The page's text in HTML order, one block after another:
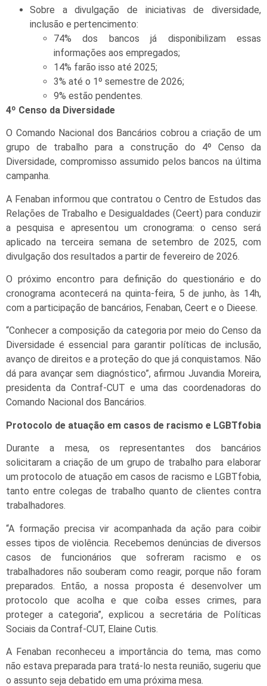
Sobre a divulgação de iniciativas de diversidade,
inclusão e pertencimento:
74% dos bancos já disponibilizam essas
informações aos empregados;
14% farão isso até 2025;
3% até o 1º semestre de 2026;
9% estão pendentes.
4º Censo da Diversidade
O Comando Nacional dos Bancários cobrou a criação de um
grupo de trabalho para a construção do 4º Censo da
Diversidade, compromisso assumido pelos bancos na última
campanha.
A Fenaban informou que contratou o Centro de Estudos das
Relações de Trabalho e Desigualdades (Ceert) para conduzir
a pesquisa e apresentou um cronograma: o censo será
aplicado na terceira semana de setembro de 2025, com
divulgação dos resultados a partir de fevereiro de 2026.
O próximo encontro para definição do questionário e do
cronograma acontecerá na quinta-feira, 5 de junho, às 14h,
com a participação de bancários, Fenaban, Ceert e o Dieese.
“Conhecer a composição da categoria por meio do Censo da
Diversidade é essencial para garantir políticas de inclusão,
avanço de direitos e a proteção do que já conquistamos. Não
dá para avançar sem diagnóstico”, afirmou Juvandia Moreira,
presidenta da Contraf-CUT e uma das coordenadoras do
Comando Nacional dos Bancários.
Protocolo de atuação em casos de racismo e LGBTfobia
Durante a mesa, os representantes dos bancários
solicitaram a criação de um grupo de trabalho para elaborar
um protocolo de atuação em casos de racismo e LGBTfobia,
tanto entre colegas de trabalho quanto de clientes contra
trabalhadores.
“A formação precisa vir acompanhada da ação para coibir
esses tipos de violência. Recebemos denúncias de diversos
casos de funcionários que sofreram racismo e os
trabalhadores não souberam como reagir, porque não foram
preparados. Então, a nossa proposta é desenvolver um
protocolo que acolha e que coíba esses crimes, para
proteger a categoria”, explicou a secretária de Políticas
Sociais da Contraf-CUT, Elaine Cutis.
A Fenaban reconheceu a importância do tema, mas como
não estava preparada para tratá-lo nesta reunião, sugeriu que
o assunto seja debatido em uma próxima mesa.